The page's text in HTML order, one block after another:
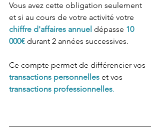
Vous avez cette obligation seulement
et si au cours de votre activité votre
chiffre d'affaires annuel dépasse 10
000€ durant 2 années successives.
Ce compte permet de différencier vos
transactions personnelles et vos
transactions professionnelles.